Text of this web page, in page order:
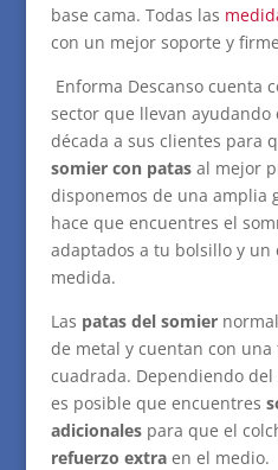
base cama. Todas las
con un mejor soporte y
Enforma Descanso cuenta
sector que llevan
década a sus clientes para
somier con patas al mejor
disponemos de una amplia
hace que encuentres el
adaptados a tu bolsillo y un
medida.
Las patas del somier
de metal y cuentan con
cuadrada. Dependiendo
es posible que encuentres
adicionales para que el
refuerzo extraen el medio.